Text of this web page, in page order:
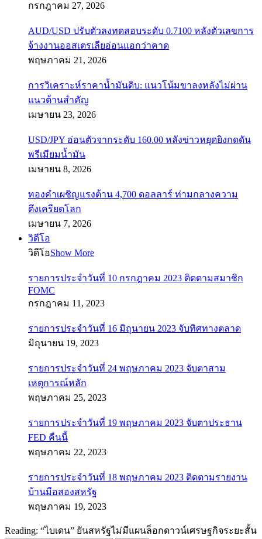
กรกฎาคม 27, 2026
AUD/USD ปรับตัวลงทดสอบระดับ 0.7100 หลังตัวเลขการ
จ้างงานออสเตรเลียอ่อนแอกว่าคาด
พฤษภาคม 21, 2026
การวิเคราะห์ราคาน้ำมันดิบ: แนวโน้มขาลงหลังไม่ผ่าน
แนวต้านสำคัญ
เมษายน 23, 2026
USD/JPY อ่อนตัวจากระดับ 160.00 หลังข่าวหยุดยิงกดดัน
พรีเมียมน้ำมัน
เมษายน 8, 2026
ทองคำเผชิญแรงต้าน 4,700 ดอลลาร์ ท่ามกลางความ
ตึงเครียดโลก
เมษายน 7, 2026
วิดีโอ
วิดีโอShow More
รายการประจำวันที่ 10 กรกฎาคม 2023 ติดตามสมาชิก
FOMC
กรกฎาคม 11, 2023
รายการประจำวันที่ 16 มิถุนายน 2023 จับทิศทางตลาด
มิถุนายน 19, 2023
รายการประจำวันที่ 24 พฤษภาคม 2023 จับตาสาม
เหตุการณ์หลัก
พฤษภาคม 25, 2023
รายการประจำวันที่ 19 พฤษภาคม 2023 จับตาประธาน
FED คืนนี้
พฤษภาคม 22, 2023
รายการประจำวันที่ 18 พฤษภาคม 2023 ติดตามรายงาน
บ้านมือสองสหรัฐ
พฤษภาคม 19, 2023
Reading: “ไบเดน” ยันสหรัฐไม่มีแผนล็อกดาวน์เศรษฐกิจระยะสั้น